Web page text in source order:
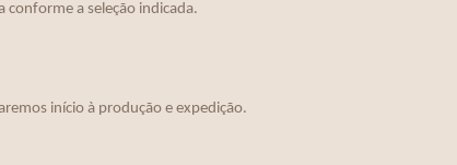
conforme a seleção indicada.
início à produção e expedição.